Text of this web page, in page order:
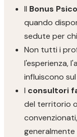
Il Bonus
quando
sedute per
Non tutti i
l'esperienza,
influiscono
I consultori
del territorio
generalmente